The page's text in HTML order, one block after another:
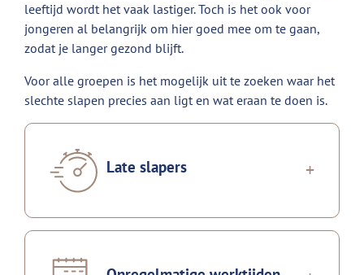
leeftijd wordt het vaak lastiger. Toch is het ook voor
jongeren al belangrijk om hier goed mee om te gaan,
zodat je langer gezond blijft.
Voor alle groepen is het mogelijk uit te zoeken waar het
slechte slapen precies aan ligt en wat eraan te doen is.
Late slapers